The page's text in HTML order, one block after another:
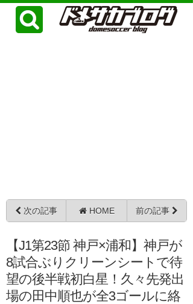
次の記事 HOME 前の記事
【J1第23節 神戸×浦和】神戸が
8試合ぶりクリーンシートで待
望の後半戦初白星！久々先発出
場の田中順也が全3ゴールに絡